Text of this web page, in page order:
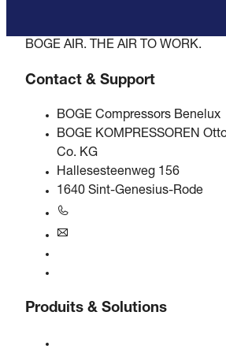
BOGE AIR. THE AIR TO WORK.
Contact & Support
BOGE Compressors Benelux
BOGE KOMPRESSOREN
Co. KG
Hallesesteenweg 156
1640 Sint-Genesius-Rode
Produits & Solutions